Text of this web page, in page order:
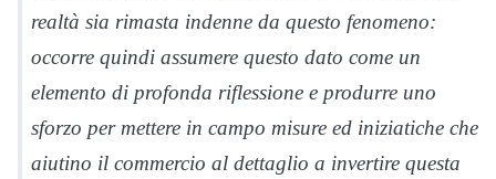
realtà sia rimasta indenne da questo fenomeno:
occorre quindi assumere questo dato come un
elemento di profonda riflessione e produrre uno
sforzo per mettere in campo misure ed iniziatiche che
aiutino il commercio al dettaglio a invertire questa